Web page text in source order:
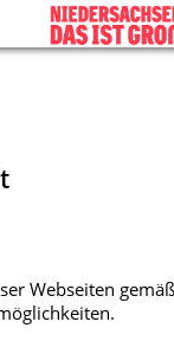
Webseiten